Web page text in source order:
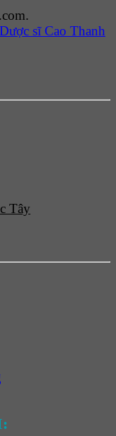
Dược sĩ Cao Thanh
Tây